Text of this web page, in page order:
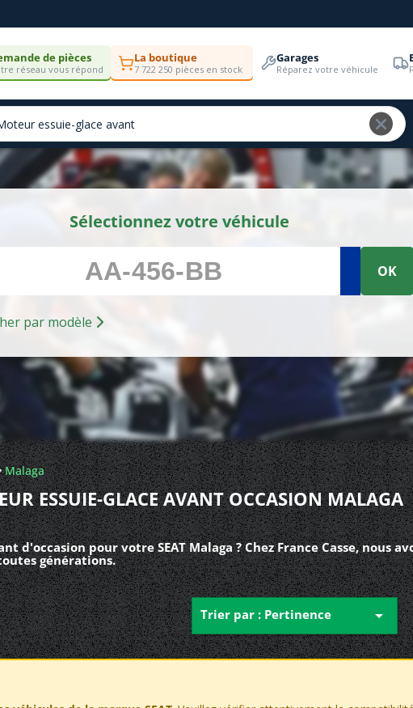
de pièces
réseau vous répond
La boutique
7 722 250 pièces en stock
Garages
Réparez votre véhicule
Sélectionnez votre véhicule
OK
Rechercher par modèle
Malaga
ESSUIE-GLACE AVANT OCCASION MALAGA
d'occasion pour votre SEAT Malaga ? Chez France Casse, nous
générations.
Trier par : Pertinence 